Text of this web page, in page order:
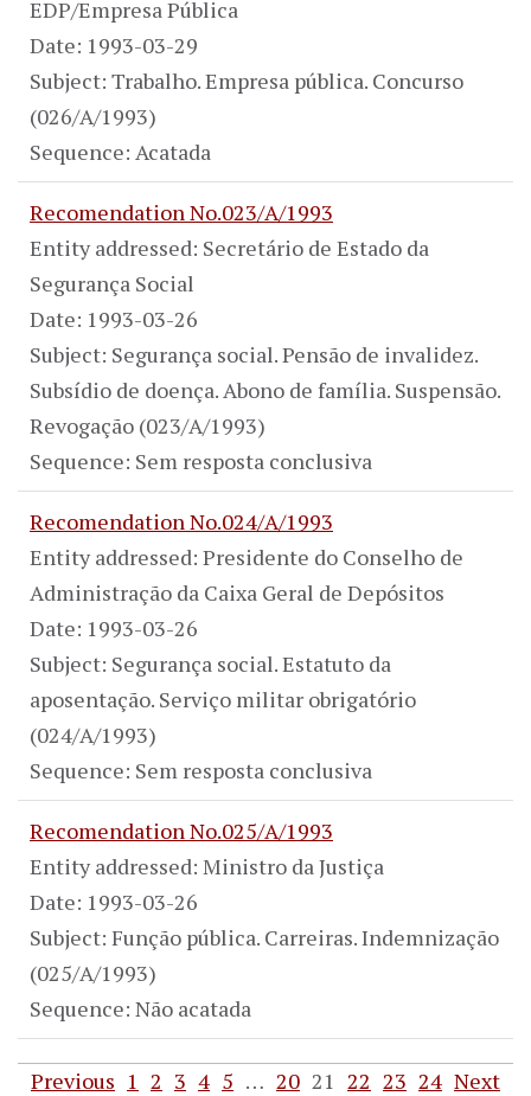
EDP/Empresa Pública
Date: 1993-03-29
Subject: Trabalho. Empresa pública. Concurso
(026/A/1993)
Sequence: Acatada
Recomendation No.023/A/1993
Entity addressed: Secretário de Estado da
Segurança Social
Date: 1993-03-26
Subject: Segurança social. Pensão de invalidez.
Subsídio de doença. Abono de família. Suspensão.
Revogação (023/A/1993)
Sequence: Sem resposta conclusiva
Recomendation No.024/A/1993
Entity addressed: Presidente do Conselho de
Administração da Caixa Geral de Depósitos
Date: 1993-03-26
Subject: Segurança social. Estatuto da
aposentação. Serviço militar obrigatório
(024/A/1993)
Sequence: Sem resposta conclusiva
Recomendation No.025/A/1993
Entity addressed: Ministro da Justiça
Date: 1993-03-26
Subject: Função pública. Carreiras. Indemnização
(025/A/1993)
Sequence: Não acatada
Previous 1 2 3 4 5 … 20 21 22 23 24 Next